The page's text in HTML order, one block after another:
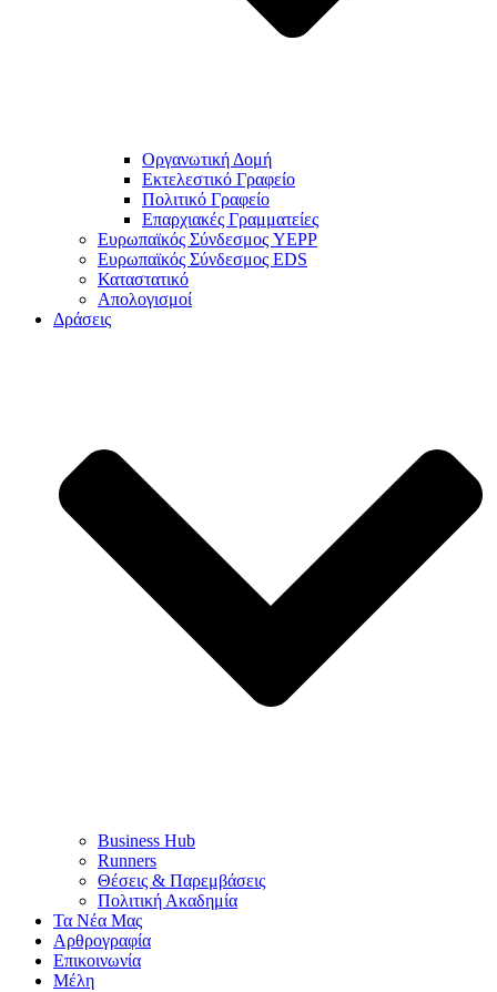
Οργανωτική Δομή
Εκτελεστικό Γραφείο
Πολιτικό Γραφείο
Επαρχιακές Γραμματείες
Ευρωπαϊκός Σύνδεσμος YEPP
Ευρωπαϊκός Σύνδεσμος EDS
Καταστατικό
Απολογισμοί
Δράσεις
Business Hub
Runners
Θέσεις & Παρεμβάσεις
Πολιτική Ακαδημία
Τα Νέα Μας
Αρθρογραφία
Επικοινωνία
Μέλη